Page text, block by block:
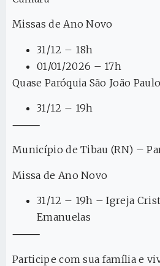
Missas de Ano Novo
31/12 – 18h
01/01/2026 – 17h
Quase Paróquia São João
31/12 – 19h
⸻
Município de Tibau (RN) –
Missa de Ano Novo
31/12 – 19h – Igreja
Emanuelas
⸻
Participe com sua família e